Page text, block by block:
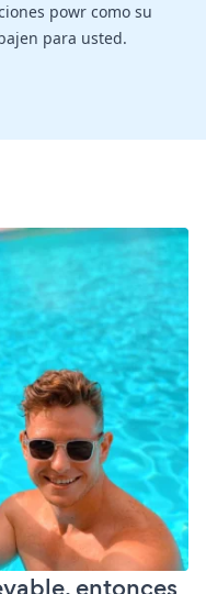
powr como su
para usted.